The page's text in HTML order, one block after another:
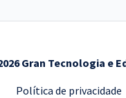
Gran Tecnologia e
Política de privacidade